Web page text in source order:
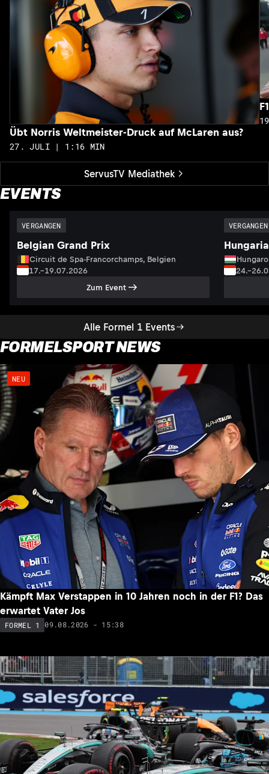
ServusTV Mediathek
Übt Norris Weltmeister-Druck auf McLaren aus?
27. JULI | 1:16 MIN
EVENTS
Alle Formel 1 Events
VERGANGEN
Belgian Grand Prix
Circuit de Spa-Francorchamps, Belgien
17.–19.07.2026
Zum Event
VERGANGEN
FORMELSPORT NEWS
NEU
Kämpft Max Verstappen in 10 Jahren noch in der F1? Das
erwartet Vater Jos
FORMEL 1 09.08.2026 - 15:38